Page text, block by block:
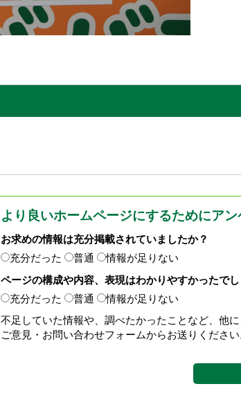
より良いホームページにするためにアン
お求めの情報は充分掲載されていましたか？
充分だった
普通
情報が足りない
ページの構成や内容、表現はわかりやすかったでし
充分だった
普通
情報が足りない
不足していた情報や、調べたかったことなど、他
ご意見・お問い合わせフォームからお送りください